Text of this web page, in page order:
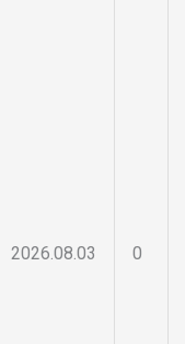
2026.08.03 0